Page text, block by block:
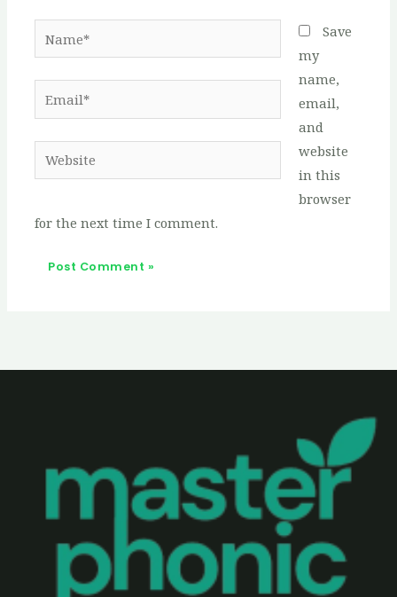
Email*
Website
Save
my
name,
email,
and
website
in this
browser
for the next time I comment.